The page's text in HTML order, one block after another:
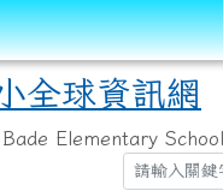
全球資訊網
Elementary School